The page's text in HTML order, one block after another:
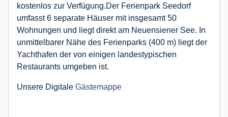
kostenlos zur Verfügung.Der Ferienpark Seedorf
umfasst 6 separate Häuser mit insgesamt 50
Wohnungen und liegt direkt am Neuensiener See. In
unmittelbarer Nähe des Ferienparks (400 m) liegt der
Yachthafen der von einigen landestypischen
Restaurants umgeben ist.
Unsere Digitale Gästemappe